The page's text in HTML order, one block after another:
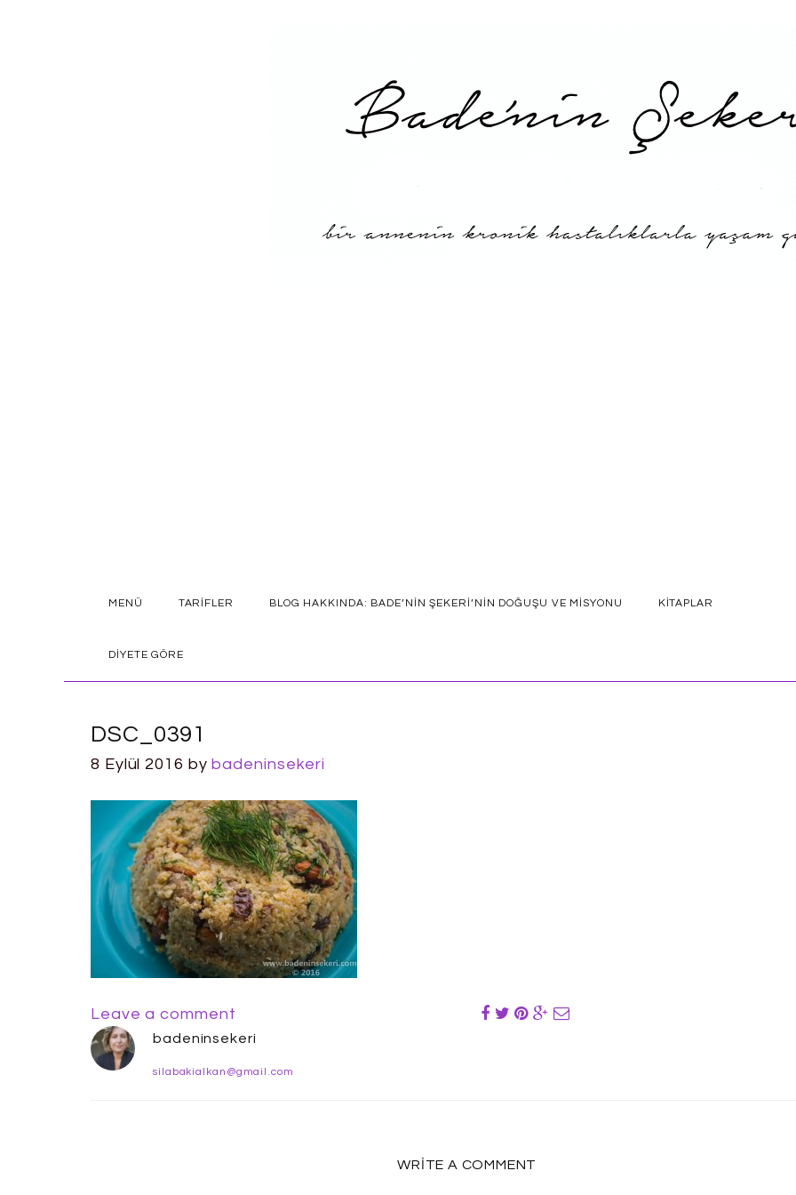
SKIPMENÜ TARIFLER BLOG HAKKINDA: BADE’NIN ŞEKERI’NIN DOĞUŞU VE MISYONU KITAPLAR
DIYETE GÖRE
DSC_0391
8 Eylül 2016 bybadeninsekeri
Leave a comment
badeninsekeri
silabakialkan@gmail.com
WRITE A COMMENT